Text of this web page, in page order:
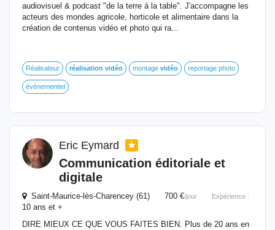
audiovisuel & podcast "de la terre à la table". J'accompagne les
acteurs des mondes agricole, horticole et alimentaire dans la
création de contenus vidéo et photo qui ra...
Réalisateur réalisation vidéo montage vidéo reportage photo
événementiel
Eric Eymard
Communication éditoriale et
digitale
Saint-Maurice-lès-Charencey (61) 700 €/jour Expérience :
10 ans et +
DIRE MIEUX CE QUE VOUS FAITES BIEN. Plus de 20 ans en